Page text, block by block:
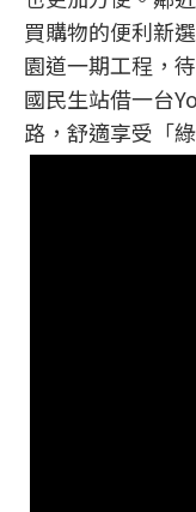
買購物的便利新
園道一期工程，
國民生站借一台
路，舒適享受「